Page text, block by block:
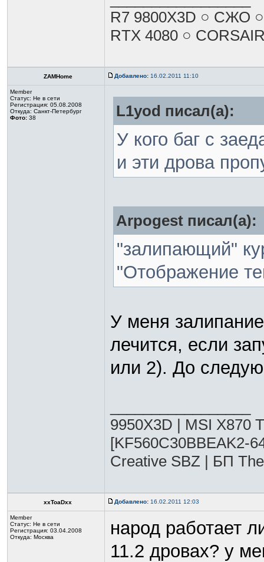
R7 9800X3D ○ СЖО ○
RTX 4080 ○
ZAMHome Добавлено: 16.02.2011 11:10
Member
Статус: Не в сети
Регистрация: 05.08.2008
Откуда: Санкт-Петербург
Фото: 38 L1yod писал(а):
У кого баг с
и эти дрова
Arpogest писал(а):
"залипающий"
"Отображение
У меня
лечится, если
или 2). До
9950X3D | MSI X870
[KF560C30BBEAK2-
Creative SBZ | БП
xxToaDxx Добавлено: 16.02.2011 12:03
Member
Статус: Не в сети
Регистрация: 03.04.2008
Откуда: Москва
народ работает
11.2 дровах? у